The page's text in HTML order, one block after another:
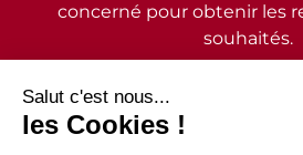
concerné pour obtenir les
souhaités.
2026 - © Commune de Vianden -